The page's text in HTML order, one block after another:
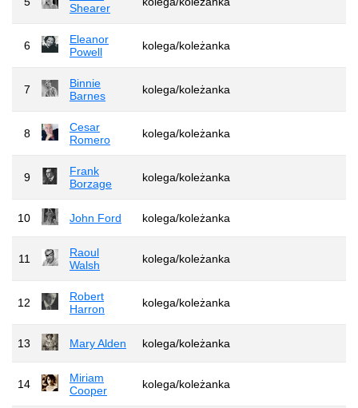
Shearer
6
Eleanor
Powell
kolega/koleżanka
7
Binnie
Barnes
kolega/koleżanka
8
Cesar
Romero
kolega/koleżanka
9
Frank
Borzage
kolega/koleżanka
10 John Ford kolega/koleżanka
11
Raoul
Walsh
kolega/koleżanka
12
Robert
Harron
kolega/koleżanka
13 Mary Alden kolega/koleżanka
14
Miriam
Cooper
kolega/koleżanka